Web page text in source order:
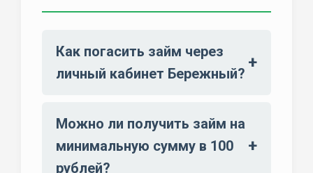
Как погасить займ через
личный кабинет Бережный?
Можно ли получить займ на
минимальную сумму в 100
рублей?